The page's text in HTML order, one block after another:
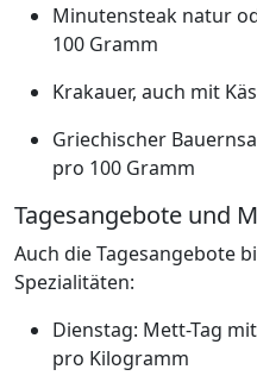
Minutensteak natur
100 Gramm
Krakauer, auch mit
Griechischer
pro 100 Gramm
Tagesangebote und
Auch die Tagesangebote
Spezialitäten:
Dienstag: Mett-Tag
pro Kilogramm